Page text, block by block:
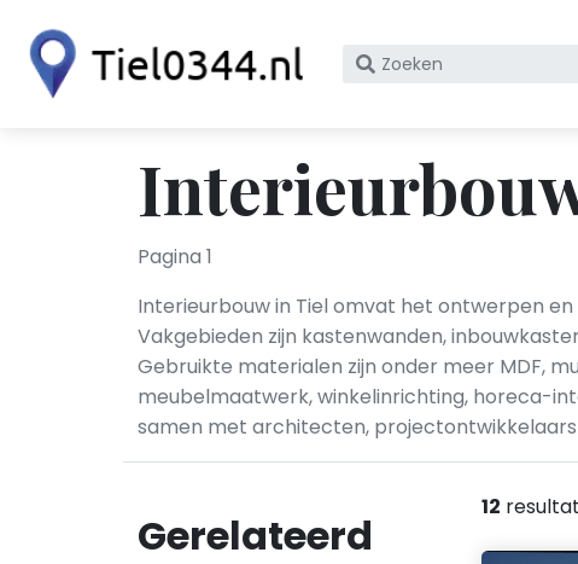
Zoek
KvK
nummer
Pagina 1
Interieurbouw in Tiel omvat het ontwerpen
Vakgebieden zijn kastenwanden,
Gebruikte materialen zijn onder meer MDF,
meubelmaatwerk, winkelinrichting, horeca-
samen met architecten,
Gerelateerd
12